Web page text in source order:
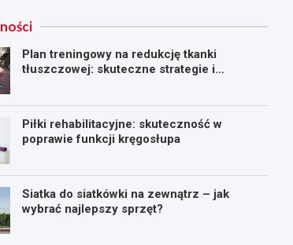
Plan treningowy na redukcję tkanki
tłuszczowej: skuteczne strategie i
Piłki rehabilitacyjne: skuteczność w
poprawie funkcji kręgosłupa
Siatka do siatkówki na zewnątrz – jak
wybrać najlepszy sprzęt?